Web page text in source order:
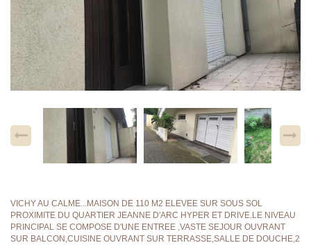
VICHY AU CALME...MAISON DE 110 M2 ELEVEE SUR SOUS SOL
PROXIMITE DU QUARTIER JEANNE D'ARC HYPER ET DRIVE.LE NIVEAU
PRINCIPAL SE COMPOSE D'UNE ENTREE ,VASTE SEJOUR OUVRANT
SUR BALCON,CUISINE OUVRANT SUR TERRASSE,SALLE DE DOUCHE,2